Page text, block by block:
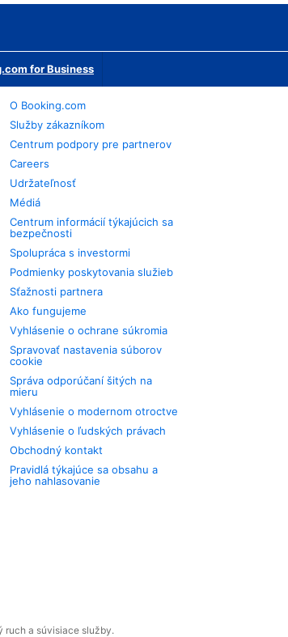
for Business
O Booking.com
Služby zákazníkom
Centrum podpory pre partnerov
Careers
Udržateľnosť
Médiá
Centrum informácií týkajúcich sa
bezpečnosti
Spolupráca s investormi
Podmienky poskytovania služieb
Sťažnosti partnera
Ako fungujeme
Vyhlásenie o ochrane súkromia
Spravovať nastavenia súborov
cookie
Správa odporúčaní šitých na
mieru
Vyhlásenie o modernom otroctve
Vyhlásenie o ľudských právach
Obchodný kontakt
Pravidlá týkajúce sa obsahu a
jeho nahlasovanie
ruch a súvisiace služby.